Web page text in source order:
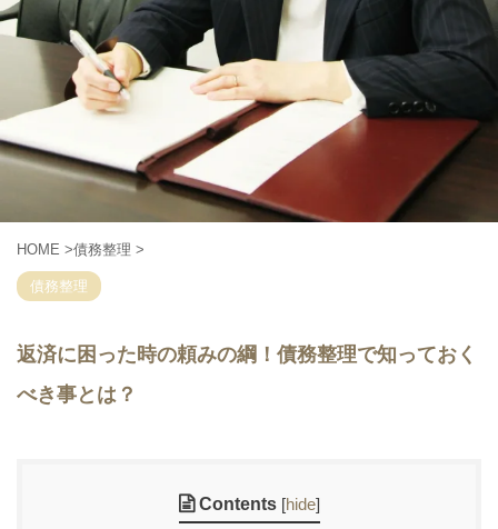
HOME >債務整理 >
債務整理
返済に困った時の頼みの綱！債務整理で知っておく
べき事とは？
Contents [hide]